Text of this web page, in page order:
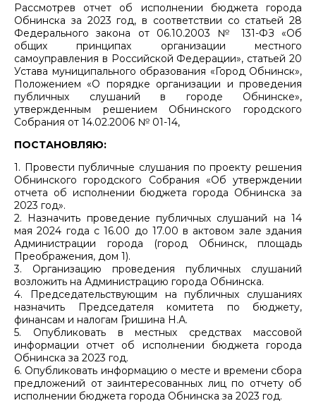
Рассмотрев отчет об исполнении бюджета города
Обнинска за 2023 год, в соответствии со статьей 28
Федерального закона от 06.10.2003 № 131-ФЗ «Об
общих принципах организации местного
самоуправления в Российской Федерации», статьей 20
Устава муниципального образования «Город Обнинск»,
Положением «О порядке организации и проведения
публичных слушаний в городе Обнинске»,
утвержденным решением Обнинского городского
Собрания от 14.02.2006 № 01-14,
ПОСТАНОВЛЯЮ:
1. Провести публичные слушания по проекту решения
Обнинского городского Собрания «Об утверждении
отчета об исполнении бюджета города Обнинска за
2023 год».
2. Назначить проведение публичных слушаний на 14
мая 2024 года с 16.00 до 17.00 в актовом зале здания
Администрации города (город Обнинск, площадь
Преображения, дом 1).
3. Организацию проведения публичных слушаний
возложить на Администрацию города Обнинска.
4. Председательствующим на публичных слушаниях
назначить Председателя комитета по бюджету,
финансам и налогам Гришина Н.А.
5. Опубликовать в местных средствах массовой
информации отчет об исполнении бюджета города
Обнинска за 2023 год.
6. Опубликовать информацию о месте и времени сбора
предложений от заинтересованных лиц по отчету об
исполнении бюджета города Обнинска за 2023 год.